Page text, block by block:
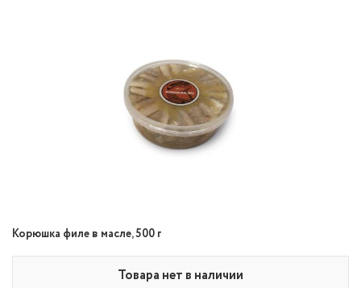
Корюшка филе в масле, 500 г
Товара нет в наличии